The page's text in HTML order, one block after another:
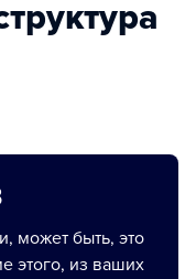
может быть, это
этого, из ваших